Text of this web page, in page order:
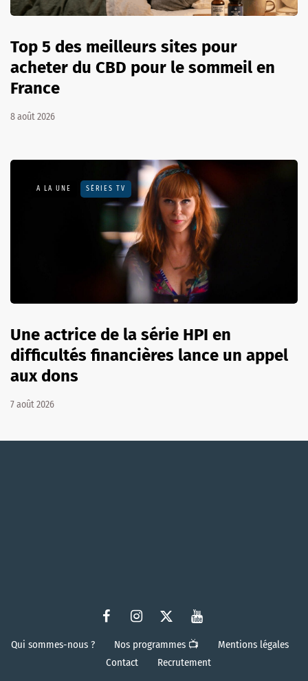
Top 5 des meilleurs sites pour
acheter du CBD pour le sommeil en
France
8 août 2026
A LA UNE SÉRIES TV
Une actrice de la série HPI en
difficultés financières lance un appel
aux dons
7 août 2026
Qui sommes-nous ? Nos programmes 📺
Mentions légales
Contact
Recrutement